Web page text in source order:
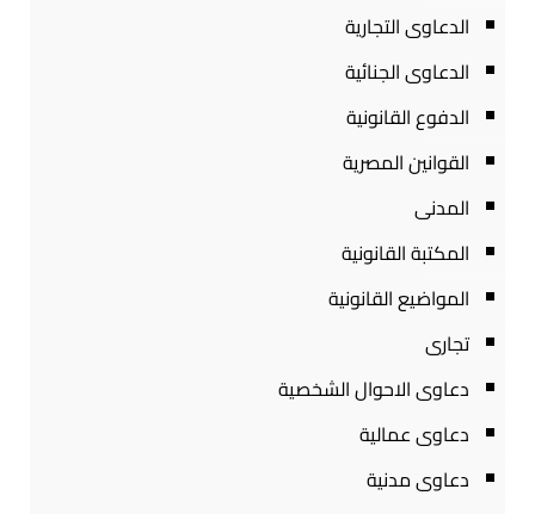
الدعاوى التجارية
الدعاوى الجنائية
الدفوع القانونية
القوانين المصرية
المدنى
المكتبة القانونية
المواضيع القانونية
تجارى
دعاوى الاحوال الشخصية
دعاوى عمالية
دعاوى مدنية